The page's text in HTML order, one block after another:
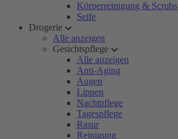
Körperreinigung & Scrubs
Seife
Drogerie
Alle anzeigen
Gesichtspflege
Alle anzeigen
Anti-Aging
Augen
Lippen
Nachtpflege
Tagespflege
Rasur
Reinigung